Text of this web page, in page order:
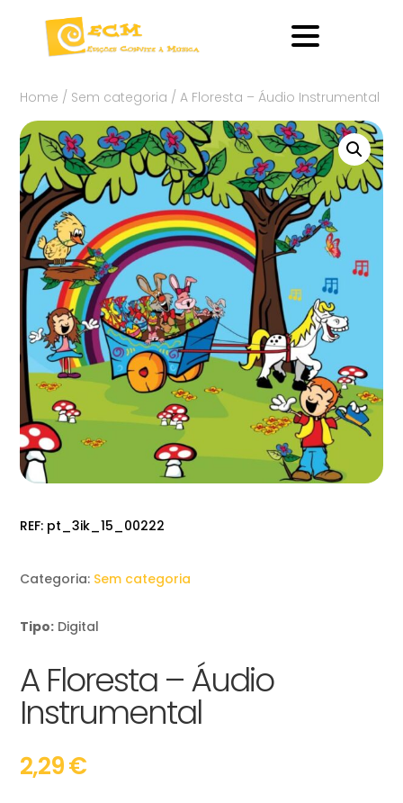
Home / Sem categoria / A Floresta – Áudio Instrumental
REF: pt_3ik_15_00222
Categoria: Sem categoria
Tipo: Digital
A Floresta – Áudio
Instrumental
2,29€